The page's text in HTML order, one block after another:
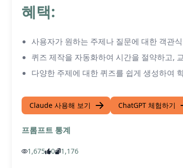
혜택:
사용자가 원하는 주제나 질문에 대한 객관
퀴즈 제작을 자동화하여 시간을 절약하고,
다양한 주제에 대한 퀴즈를 쉽게 생성하여
Claude 사용해 보기 ChatGPT 체험하기
프롬프트 통계
1,675 0 1,176